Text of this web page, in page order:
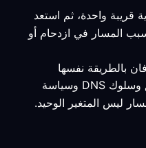
قريبة واحدة، ثم استعد
المسار في ازدحام أو
بالطريقة نفسها
افحص الحساب وجلسة التطبيق وسلوك DNS وسياسة
ليس المتغير الوحيد.